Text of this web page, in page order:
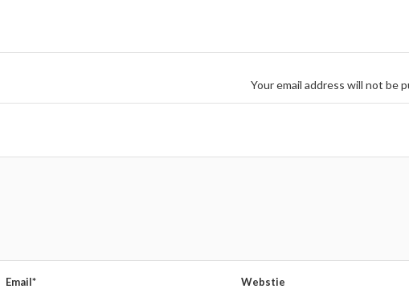
Your email address will not be
Email* Webstie